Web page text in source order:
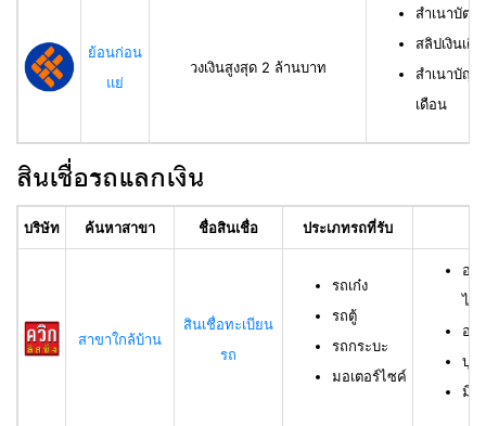
ย้อนก่อน
แย่
วงเงินสูงสุด 2 ล้านบาท
สำเนาบัต
สลิปเงินเดื
สำเนาบัญชี
เดือน
สินเชื่อรถแลกเงิน
บริษัท ค้นหาสาขา ชื่อสินเชื่อ ประเภทรถที่รับ
สาขาใกล้บ้าน
สินเชื่อทะเบียน
รถ
รถเก๋ง
รถตู้
รถกระบะ
มอเตอร์ไซค์
อา
ไม่
อา
บุค
มีชื่